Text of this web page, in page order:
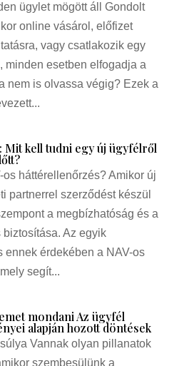
ügylet mögött áll Gondolt
online vásárol, előfizet
vagy csatlakozik egy
minden esetben elfogadja a
nem is olvassa végig? Ezek a
Mit kell tudni egy új ügyfélről
os háttérellenőrzés? Amikor új
partnerrel szerződést készül
a megbízhatóság és a
Az egyik
ennek érdekében a NAV-os
segít...
mondani Az ügyfél
alapján hozott döntések
Vannak olyan pillanatok
szembesülünk a